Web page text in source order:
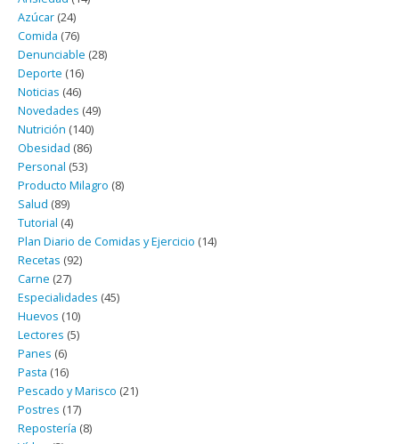
Azúcar (24)
Comida (76)
Denunciable (28)
Deporte (16)
Noticias (46)
Novedades (49)
Nutrición (140)
Obesidad (86)
Personal (53)
Producto Milagro (8)
Salud (89)
Tutorial (4)
Plan Diario de Comidas y Ejercicio (14)
Recetas (92)
Carne (27)
Especialidades (45)
Huevos (10)
Lectores (5)
Panes (6)
Pasta (16)
Pescado y Marisco (21)
Postres (17)
Repostería (8)